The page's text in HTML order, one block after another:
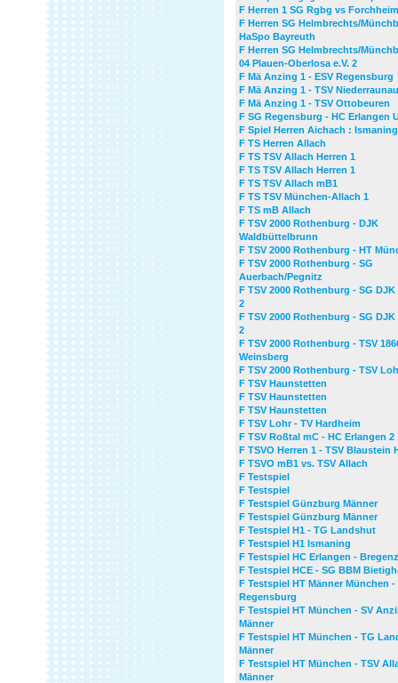
F Herren 1 SG Rgbg vs Forchheim
F Herren SG Helmbrechts/
HaSpo Bayreuth
F Herren SG Helmbrechts/
04 Plauen-Oberlosa e.V. 2
F Mä Anzing 1 - ESV Regensburg
F Mä Anzing 1 - TSV Niederraunau
F Mä Anzing 1 - TSV Ottobeuren
F SG Regensburg - HC Erlangen
F Spiel Herren Aichach : Ismaning
F TS Herren Allach
F TS TSV Allach Herren 1
F TS TSV Allach Herren 1
F TS TSV Allach mB1
F TS TSV München-Allach 1
F TS mB Allach
F TSV 2000 Rothenburg - DJK
Waldbüttelbrunn
F TSV 2000 Rothenburg - HT
F TSV 2000 Rothenburg - SG
Auerbach/Pegnitz
F TSV 2000 Rothenburg - SG
2
F TSV 2000 Rothenburg - SG
2
F TSV 2000 Rothenburg - TSV
Weinsberg
F TSV 2000 Rothenburg - TSV
F TSV Haunstetten
F TSV Haunstetten
F TSV Haunstetten
F TSV Lohr - TV Hardheim
F TSV Roßtal mC - HC Erlangen 2
F TSVO Herren 1 - TSV Blaustein
F TSVO mB1 vs. TSV Allach
F Testspiel
F Testspiel
F Testspiel Günzburg Männer
F Testspiel Günzburg Männer
F Testspiel H1 - TG Landshut
F Testspiel H1 Ismaning
F Testspiel HC Erlangen -
F Testspiel HCE - SG BBM
F Testspiel HT Männer München -
Regensburg
F Testspiel HT München - SV
Männer
F Testspiel HT München - TG
Männer
F Testspiel HT München - TSV
Männer